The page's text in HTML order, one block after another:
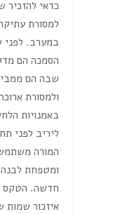
כדאי
למסורת
במערב. לפני
הסמכה הם
שבה הם
ולמסורת
באמנויות
ליריב לפני
המורה
ומטפחת
חדשה. הטקס
איזכור שמות